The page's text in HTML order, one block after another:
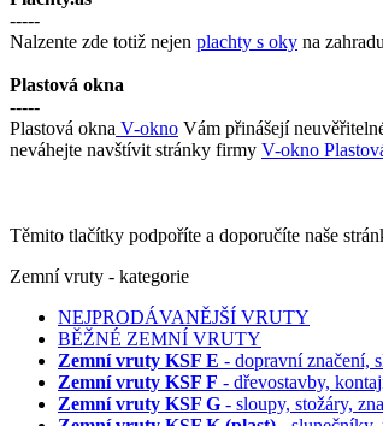
-----
Nalzente zde totiž nejen plachty s oky na
Plastová okna
-----
Plastová okna V-okno Vám přinášejí
neváhejte navštívit stránky firmy V-okno
Těmito tlačítky podpoříte a doporučíte naše
Zemní vruty - kategorie
NEJPRODÁVANĚJŠÍ VRUTY
BĚŽNÉ ZEMNÍ VRUTY
Zemní vruty KSF E - dopravní značení,
Zemní vruty KSF F - dřevostavby,
Zemní vruty KSF G - sloupy, stožáry,